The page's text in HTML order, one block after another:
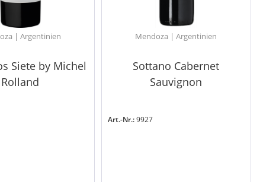
| Argentinien
Siete by Michel
Rolland
Mendoza | Argentinien
Sottano Cabernet
Sauvignon
Art.-Nr.:9927